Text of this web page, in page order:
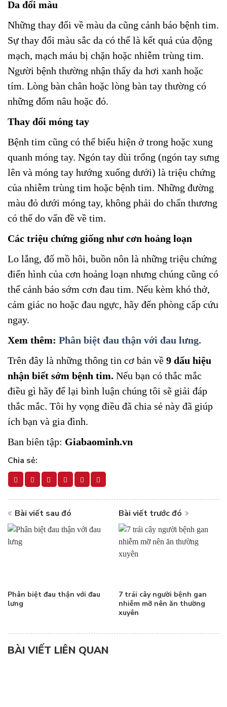
Da đổi màu
Những thay đổi về màu da cũng cảnh báo bệnh tim.
Sự thay đổi màu sắc da có thể là kết quả của động
mạch, mạch máu bị chặn hoặc nhiễm trùng tim.
Người bệnh thường nhận thấy da hơi xanh hoặc
tím. Lòng bàn chân hoặc lòng bàn tay thường có
những đốm nâu hoặc đỏ.
Thay đổi móng tay
Bệnh tim cũng có thể biểu hiện ở trong hoặc xung
quanh móng tay. Ngón tay dùi trống (ngón tay sưng
lên và móng tay hướng xuống dưới) là triệu chứng
của nhiễm trùng tim hoặc bệnh tim. Những đường
màu đỏ dưới móng tay, không phải do chấn thương
có thể do vấn đề về tim.
Các triệu chứng giống như cơn hoảng loạn
Lo lắng, đổ mồ hôi, buồn nôn là những triệu chứng
điển hình của cơn hoảng loạn nhưng chúng cũng có
thể cảnh báo sớm cơn đau tim. Nếu kèm khó thở,
cảm giác no hoặc đau ngực, hãy đến phòng cấp cứu
ngay.
Xem thêm: Phân biệt đau thận với đau lưng.
Trên đây là những thông tin cơ bản về 9 dấu hiệu
nhận biết sớm bệnh tim. Nếu bạn có thắc mắc
điều gì hãy để lại bình luận chúng tôi sẽ giải đáp
thắc mắc. Tôi hy vọng điều đã chia sẻ này đã giúp
ích bạn và gia đình.
Ban biên tập: Giabaominh.vn
Chia sẻ:
Bài viết sau đó
Phân biệt đau thận với đau
lưng
Bài viết trước đó
7 trái cây người bệnh gan
nhiễm mỡ nên ăn thường
xuyên
BÀI VIẾT LIÊN QUAN